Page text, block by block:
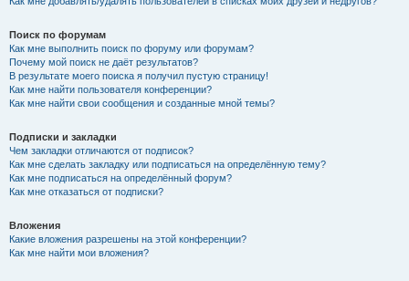
Поиск по форумам
Как мне выполнить поиск по форуму или форумам?
Почему мой поиск не даёт результатов?
В результате моего поиска я получил пустую страницу!
Как мне найти пользователя конференции?
Как мне найти свои сообщения и созданные мной темы?
Подписки и закладки
Чем закладки отличаются от подписок?
Как мне сделать закладку или подписаться на определённую тему?
Как мне подписаться на определённый форум?
Как мне отказаться от подписки?
Вложения
Какие вложения разрешены на этой конференции?
Как мне найти мои вложения?